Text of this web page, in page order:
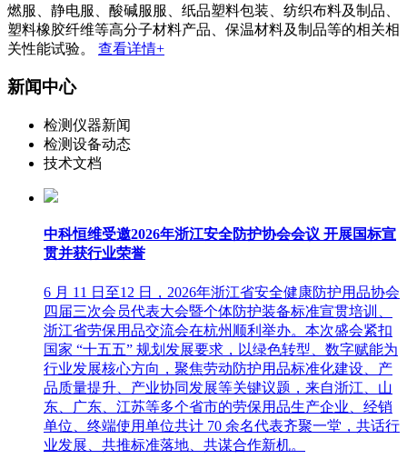
燃服、静电服、酸碱服服、纸品塑料包装、纺织布料及制品、
塑料橡胶纤维等高分子材料产品、保温材料及制品等的相关相
关性能试验。 查看详情+
新闻中心
检测仪器新闻
检测设备动态
技术文档
中科恒维受邀2026年浙江安全防护协会会议 开展国标宣
贯并获行业荣誉
6 月 11 日至12 日，2026年浙江省安全健康防护用品协会
四届三次会员代表大会暨个体防护装备标准宣贯培训、
浙江省劳保用品交流会在杭州顺利举办。本次盛会紧扣
国家 “十五五” 规划发展要求，以绿色转型、数字赋能为
行业发展核心方向，聚焦劳动防护用品标准化建设、产
品质量提升、产业协同发展等关键议题，来自浙江、山
东、广东、江苏等多个省市的劳保用品生产企业、经销
单位、终端使用单位共计 70 余名代表齐聚一堂，共话行
业发展、共推标准落地、共谋合作新机。